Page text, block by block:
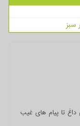
سبز
تا پیام های غیب